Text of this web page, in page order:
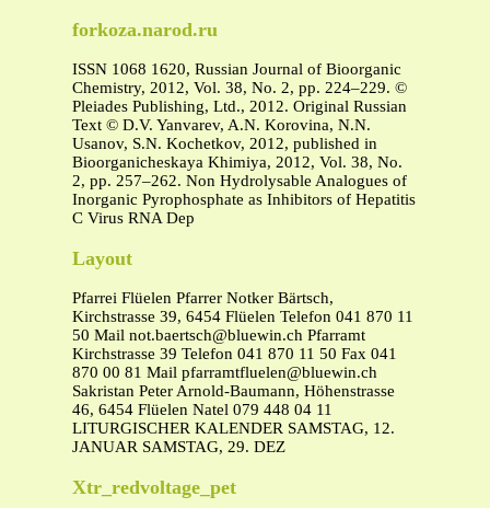
forkoza.narod.ru
ISSN 1068 1620, Russian Journal of Bioorganic
Chemistry, 2012, Vol. 38, No. 2, pp. 224–229. ©
Pleiades Publishing, Ltd., 2012. Original Russian
Text © D.V. Yanvarev, A.N. Korovina, N.N.
Usanov, S.N. Kochetkov, 2012, published in
Bioorganicheskaya Khimiya, 2012, Vol. 38, No.
2, pp. 257–262. Non Hydrolysable Analogues of
Inorganic Pyrophosphate as Inhibitors of Hepatitis
C Virus RNA Dep
Layout
Pfarrei Flüelen Pfarrer Notker Bärtsch,
Kirchstrasse 39, 6454 Flüelen Telefon 041 870 11
50 Mail not.baertsch@bluewin.ch Pfarramt
Kirchstrasse 39 Telefon 041 870 11 50 Fax 041
870 00 81 Mail pfarramtfluelen@bluewin.ch
Sakristan Peter Arnold-Baumann, Höhenstrasse
46, 6454 Flüelen Natel 079 448 04 11
LITURGISCHER KALENDER SAMSTAG, 12.
JANUAR SAMSTAG, 29. DEZ
Xtr_redvoltage_pet